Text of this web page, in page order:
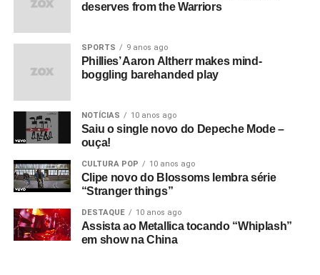
deserves from the Warriors
SPORTS 9 anos ago
Phillies’ Aaron Altherr makes mind-
boggling barehanded play
NOTÍCIAS 10 anos ago
Saiu o single novo do Depeche Mode –
ouça!
CULTURA POP 10 anos ago
Clipe novo do Blossoms lembra série
“Stranger things”
DESTAQUE 10 anos ago
Assista ao Metallica tocando “Whiplash”
em show na China